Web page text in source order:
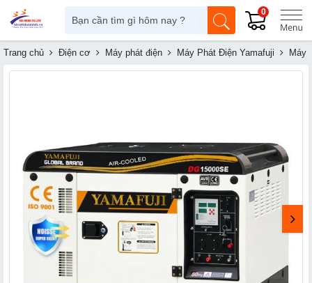
0
Trang chủ Điện cơ Máy phát điện Máy Phát Điện Yamafuji Máy